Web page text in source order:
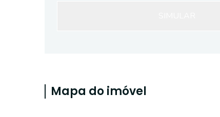
Mapa do imóvel